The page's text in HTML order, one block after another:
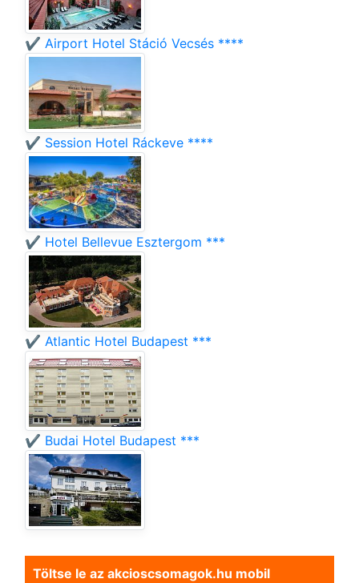
✔️ Airport Hotel Stáció Vecsés ****
✔️ Session Hotel Ráckeve ****
✔️ Hotel Bellevue Esztergom ***
✔️ Atlantic Hotel Budapest ***
✔️ Budai Hotel Budapest ***
Töltse le az akcioscsomagok.hu mobil